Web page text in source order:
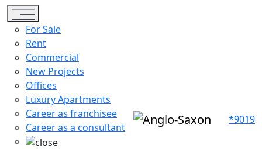
Toggle navigation
For Sale
Rent
Commercial
New Projects
Offices
Luxury Apartments
Career as franchisee
Career as a consultant
*9019